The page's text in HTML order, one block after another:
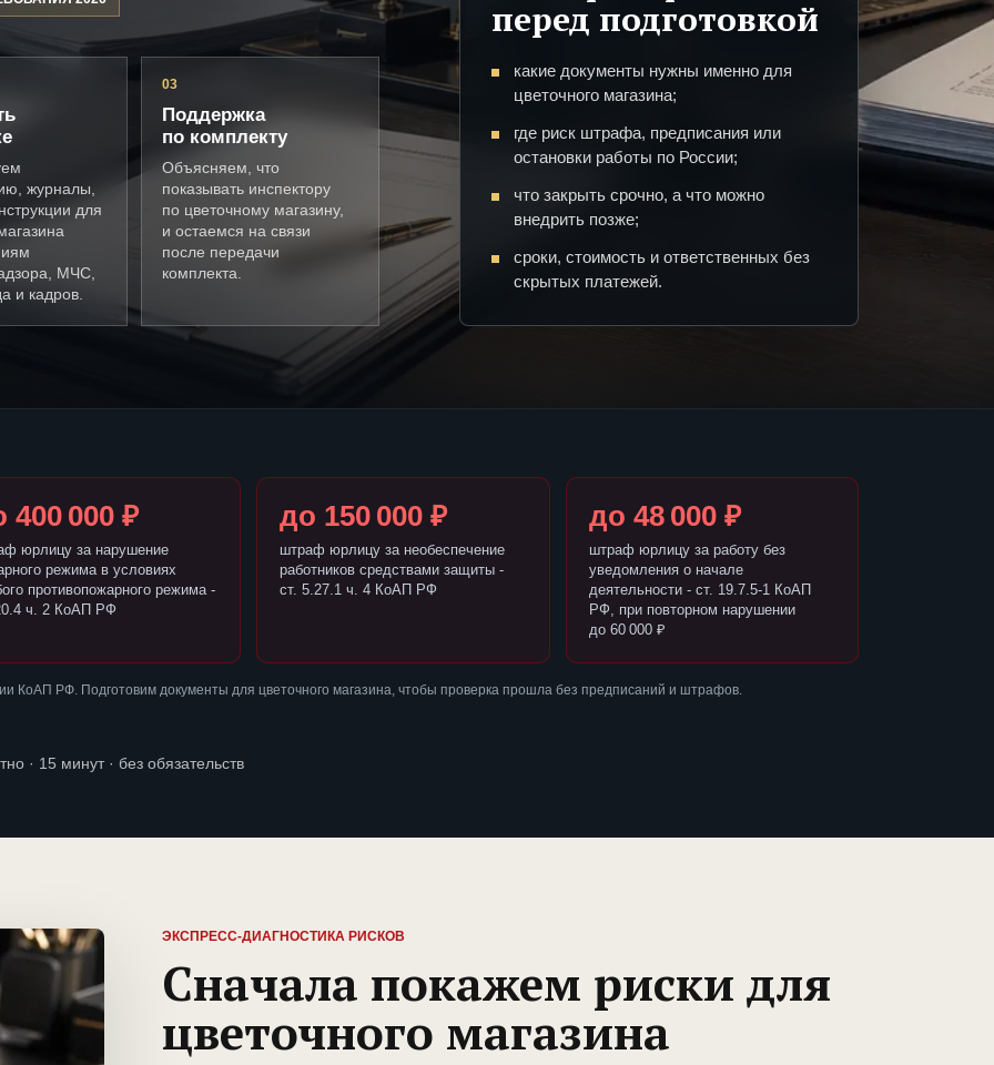
журналы,
для
МЧС,
и кадров.
03
Поддержка
по комплекту
Объясняем, что
показывать инспектору
по цветочному магазину,
и остаемся на связи
после передачи
комплекта.
перед подготовкой
какие документы нужны именно для
цветочного магазина;
где риск штрафа, предписания или
остановки работы по России;
что закрыть срочно, а что можно
внедрить позже;
сроки, стоимость и ответственных без
скрытых платежей.
400 000 ₽
юрлицу за нарушение
режима в условиях
противопожарного режима -
ч. 2 КоАП РФ
до 150 000 ₽
штраф юрлицу за необеспечение
работников средствами защиты -
ст. 5.27.1 ч. 4 КоАП РФ
до 48 000 ₽
штраф юрлицу за работу без
уведомления о начале
деятельности - ст. 19.7.5-1 КоАП
РФ, при повторном нарушении
до 60 000 ₽
КоАП РФ. Подготовим документы для цветочного магазина, чтобы проверка прошла без предписаний и штрафов.
· 15 минут · без обязательств
ЭКСПРЕСС-ДИАГНОСТИКА РИСКОВ
Сначала покажем риски для
цветочного магазина